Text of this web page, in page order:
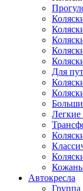
Для
Легкие
Автокресла
Группа